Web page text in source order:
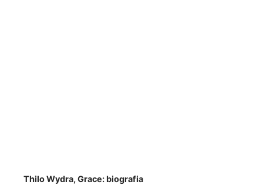
Thilo Wydra, Grace: biografia